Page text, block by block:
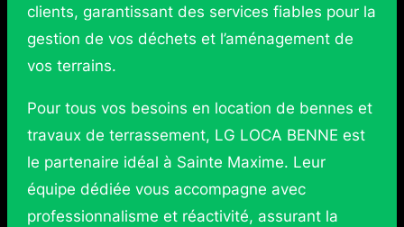
clients, garantissant des services fiables pour la
gestion de vos déchets et l’aménagement de
vos terrains.
Pour tous vos besoins en location de bennes et
travaux de terrassement, LG LOCA BENNE est
le partenaire idéal à Sainte Maxime. Leur
équipe dédiée vous accompagne avec
professionnalisme et réactivité, assurant la